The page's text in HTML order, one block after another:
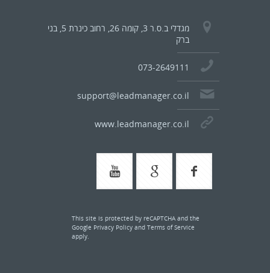
מגדלי ב.ס.ר 3, קומה 26, רחוב כינרת 5, בני
ברק
073-2649111
support@leadmanager.co.il
www.leadmanager.co.il
This site is protected by reCAPTCHA and the
Google Privacy Policy and Terms of Service
apply.